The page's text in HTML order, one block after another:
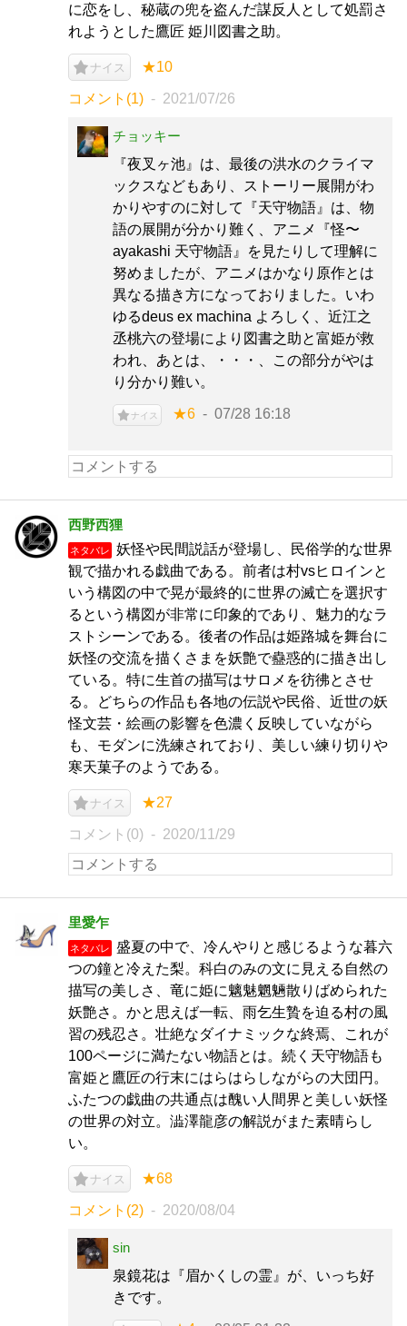
に恋をし、秘蔵の兜を盗んだ謀反人として処罰さ
れようとした鷹匠 姫川図書之助。
ナイス ★10
コメント(1) 2021/07/26
チョッキー
『夜叉ヶ池』は、最後の洪水のクライマ
ックスなどもあり、ストーリー展開がわ
かりやすのに対して『天守物語』は、物
語の展開が分かり難く、アニメ『怪〜
ayakashi 天守物語』を見たりして理解に
努めましたが、アニメはかなり原作とは
異なる描き方になっておりました。いわ
ゆるdeus ex machina よろしく、近江之
丞桃六の登場により図書之助と富姫が救
われ、あとは、・・・、この部分がやは
り分かり難い。
ナイス ★6 07/28 16:18
西野西狸
ネタバレ
妖怪や民間説話が登場し、民俗学的な世界
観で描かれる戯曲である。前者は村vsヒロインと
いう構図の中で晃が最終的に世界の滅亡を選択す
るという構図が非常に印象的であり、魅力的なラ
ストシーンである。後者の作品は姫路城を舞台に
妖怪の交流を描くさまを妖艶で蠱惑的に描き出し
ている。特に生首の描写はサロメを彷彿とさせ
る。どちらの作品も各地の伝説や民俗、近世の妖
怪文芸・絵画の影響を色濃く反映していながら
も、モダンに洗練されており、美しい練り切りや
寒天菓子のようである。
ナイス ★27
コメント(0) 2020/11/29
里愛乍
ネタバレ
盛夏の中で、冷んやりと感じるような暮六
つの鐘と冷えた梨。科白のみの文に見える自然の
描写の美しさ、竜に姫に魑魅魍魎散りばめられた
妖艶さ。かと思えば一転、雨乞生贄を迫る村の風
習の残忍さ。壮絶なダイナミックな終焉、これが
100ページに満たない物語とは。続く天守物語も
富姫と鷹匠の行末にはらはらしながらの大団円。
ふたつの戯曲の共通点は醜い人間界と美しい妖怪
の世界の対立。澁澤龍彦の解説がまた素晴らし
い。
ナイス ★68
コメント(2) 2020/08/04
sin
泉鏡花は『眉かくしの霊』が、いっち好
きです。